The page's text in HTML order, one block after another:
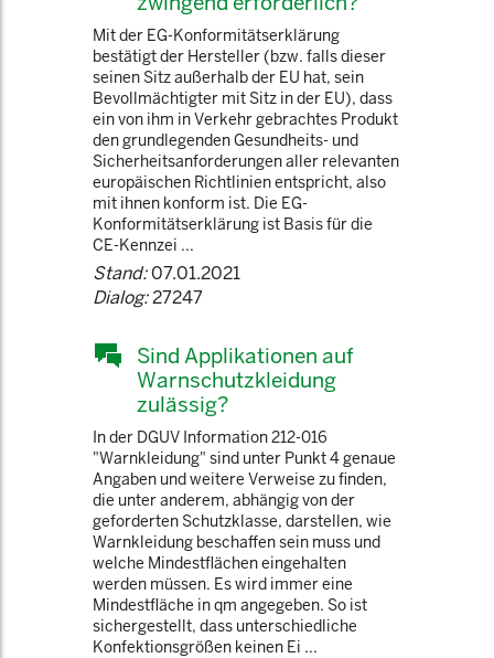
Mit der EG-Konformitätserklärung
bestätigt der Hersteller (bzw. falls dieser
seinen Sitz außerhalb der EU hat, sein
Bevollmächtigter mit Sitz in der EU), dass
ein von ihm in Verkehr gebrachtes Produkt
den grundlegenden Gesundheits- und
Sicherheitsanforderungen aller relevanten
europäischen Richtlinien entspricht, also
mit ihnen konform ist. Die EG-
Konformitätserklärung ist Basis für die
CE-Kennzei ...
Stand:07.01.2021
Dialog:27247
Sind Applikationen auf
Warnschutzkleidung
zulässig?
In der DGUV Information 212-016
"Warnkleidung" sind unter Punkt 4 genaue
Angaben und weitere Verweise zu finden,
die unter anderem, abhängig von der
geforderten Schutzklasse, darstellen, wie
Warnkleidung beschaffen sein muss und
welche Mindestflächen eingehalten
werden müssen. Es wird immer eine
Mindestfläche in qm angegeben. So ist
sichergestellt, dass unterschiedliche
Konfektionsgrößen keinen Ei ...